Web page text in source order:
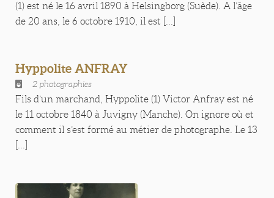
(1) est né le 16 avril 1890 à Helsingborg (Suède). A l’âge
de 20 ans, le 6 octobre 1910, il est [...]
Hyppolite ANFRAY
2 photographies
Fils d’un marchand, Hyppolite (1) Victor Anfray est né
le 11 octobre 1840 à Juvigny (Manche). On ignore où et
comment il s’est formé au métier de photographe. Le 13